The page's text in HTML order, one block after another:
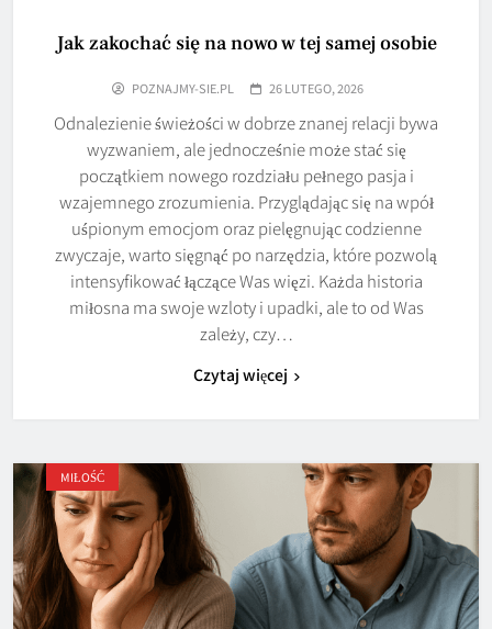
Jak zakochać się na nowo w tej samej osobie
POZNAJMY-SIE.PL 26 LUTEGO, 2026
Odnalezienie świeżości w dobrze znanej relacji bywa
wyzwaniem, ale jednocześnie może stać się
początkiem nowego rozdziału pełnego pasja i
wzajemnego zrozumienia. Przyglądając się na wpół
uśpionym emocjom oraz pielęgnując codzienne
zwyczaje, warto sięgnąć po narzędzia, które pozwolą
intensyfikować łączące Was więzi. Każda historia
miłosna ma swoje wzloty i upadki, ale to od Was
zależy, czy…
Czytaj więcej
MIŁOŚĆ